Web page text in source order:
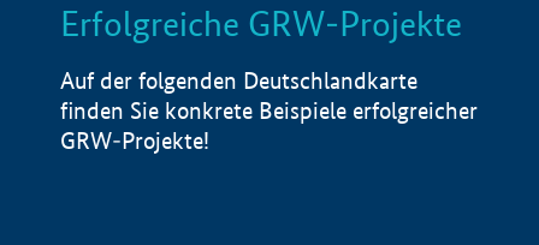
LISTE Info
Erfolgreiche GRW-Projekte
Auf der folgenden Deutschlandkarte
finden Sie konkrete Beispiele erfolgreicher
GRW-Projekte!